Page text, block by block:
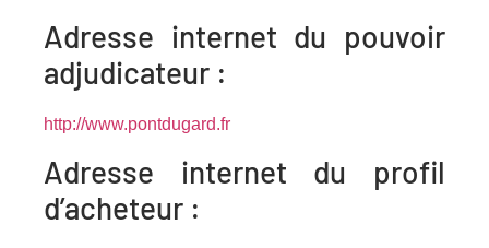
Adresse internet du pouvoir
adjudicateur :
http://www.pontdugard.fr
Adresse internet du profil
d’acheteur :